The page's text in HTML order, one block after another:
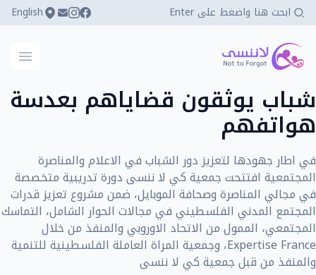
English
كي لا ننسى
فتح
شباب يوثقون قضاياهم بعدسة
هواتفهم
في اطار جهودها لتعزيز دور الشباب في الاعلام والمناصرة
المجتمعية افتتحت جمعية كي لا ننسى دورة تدريبية متخصصة
في مجالي المناصرة وصحافة الموبايل، ضمن مشروع تعزيز قدرات
المجتمع المدني الفلسطيني في مجالات الحوار الشامل، التماسك
المجتمعي، الممول من الاتحاد الاوروبي والمنفذ من خلال
Expertise France، وجمعية المراة العاملة الفلسطينية للتنمية
والمنفذ من قبل جمعية كي لا ننسى